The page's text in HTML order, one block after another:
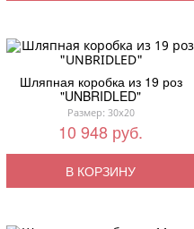
Шляпная коробка из 19 роз
"UNBRIDLED"
Размер: 30x20
10 948 руб.
В КОРЗИНУ